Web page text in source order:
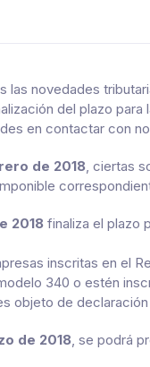
las novedades
del plazo
en contactar con
de 2018, ciertas
2018finaliza el plazo
inscritas en el
340 o estén
objeto de
de 2018, se podrá